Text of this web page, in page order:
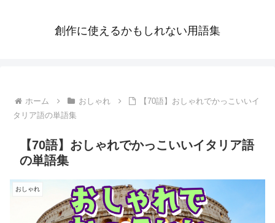
創作に使えるかもしれない用語集
ホーム おしゃれ
【70語】おしゃれでかっこいいイ
タリア語の単語集
【70語】おしゃれでかっこいいイタリア語
の単語集
おしゃれ